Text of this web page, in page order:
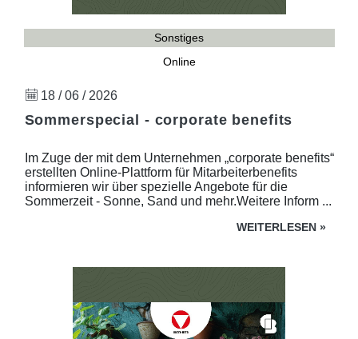
Sonstiges
Online
18 / 06 / 2026
Sommerspecial - corporate benefits
Im Zuge der mit dem Unternehmen „corporate benefits“
erstellten Online-Plattform für Mitarbeiterbenefits
informieren wir über spezielle Angebote für die
Sommerzeit - Sonne, Sand und mehr.Weitere Inform ...
WEITERLESEN »